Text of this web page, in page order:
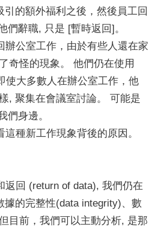
引的額外福利之後，然後員工回
們辭職, 只是 [暫時返回]。
辦公室工作，由於有些人還在家
奇怪的現象。
他們仍在使用
使大多數人在辦公室工作，他
, 聚集在會議室討論。 可能是
們身邊。
這種新工作現象背後的原因。
返回 (return of data), 我們仍在
據的完整性(data integrity)、數
目前，我們可以主動分析, 是那